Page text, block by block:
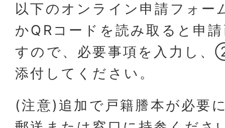
以下のオンライン申請フォー
かQRコードを読み取ると申
すので、必要事項を入力し
添付してください。
(注意)追加で戸籍謄本が必要